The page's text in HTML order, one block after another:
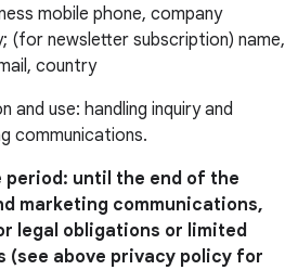
mobile phone, company
(for newsletter subscription) name,
country
and use: handling inquiry and
communications.
period: until the end of the
marketing communications,
legal obligations or limited
(see above privacy policy for